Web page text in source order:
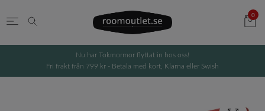
0
Nu har Tokmormor flyttat in hos oss!
Fri frakt från 799 kr - Betala med kort, Klarna eller Swish